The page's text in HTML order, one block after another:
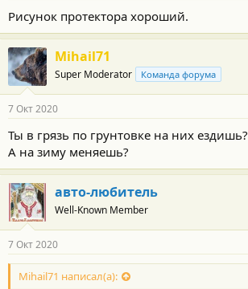
Рисунок протектора хороший.
Mihail71
Super Moderator Команда форума
7 Окт 2020
Ты в грязь по грунтовке на них ездишь?
А на зиму меняешь?
авто-любитель
Well-Known Member
7 Окт 2020
Mihail71 написал(а):